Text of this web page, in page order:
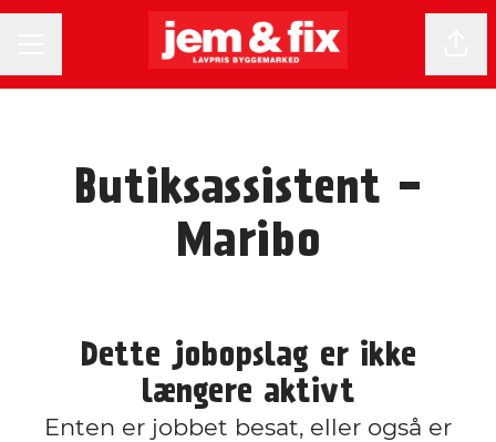
Butiksassistent -
Maribo
Dette jobopslag er ikke
længere aktivt
Enten er jobbet besat, eller også er